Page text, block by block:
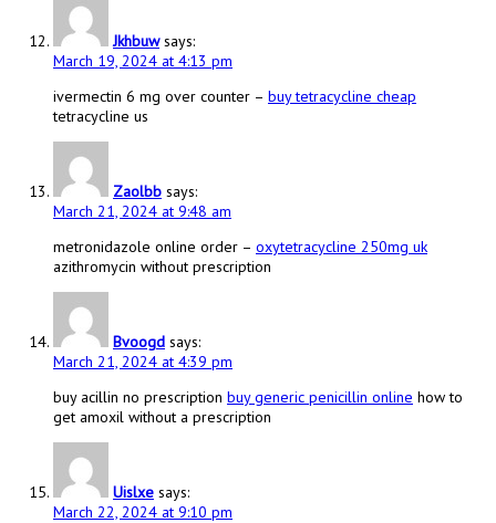
Jkhbuw says:
March 19, 2024 at 4:13 pm
ivermectin 6 mg over counter – buy tetracycline cheap
tetracycline us
Zaolbb says:
March 21, 2024 at 9:48 am
metronidazole online order – oxytetracycline 250mg uk
azithromycin without prescription
Bvoogd says:
March 21, 2024 at 4:39 pm
buy acillin no prescription buy generic penicillin online how to
get amoxil without a prescription
Uislxe says:
March 22, 2024 at 9:10 pm